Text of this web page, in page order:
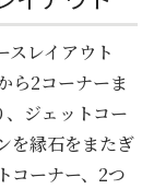
スレイアウト
ら2コーナーま
ジェットコー
を縁石をまたぎ
コーナー、2つ